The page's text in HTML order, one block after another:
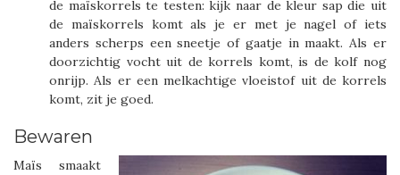
de maïskorrels te testen: kijk naar de kleur sap die uit
de maïskorrels komt als je er met je nagel of iets
anders scherps een sneetje of gaatje in maakt. Als er
doorzichtig vocht uit de korrels komt, is de kolf nog
onrijp. Als er een melkachtige vloeistof uit de korrels
komt, zit je goed.
Bewaren
Maïs smaakt